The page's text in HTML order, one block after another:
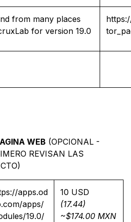
from many places
for version 19.0
WEB (OPCIONAL -
REVISAN LAS
apps.od
apps/
19.0/
10 USD
(17.44)
~$174.00 MXN